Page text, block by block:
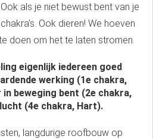
als je niet bewust bent van je
Ook dieren! We hoeven
doen om het te laten stromen.
eigenlijk iedereen goed
werking (1e chakra,
beweging bent (2e chakra,
(4e chakra, Hart).
langdurige roofbouw op